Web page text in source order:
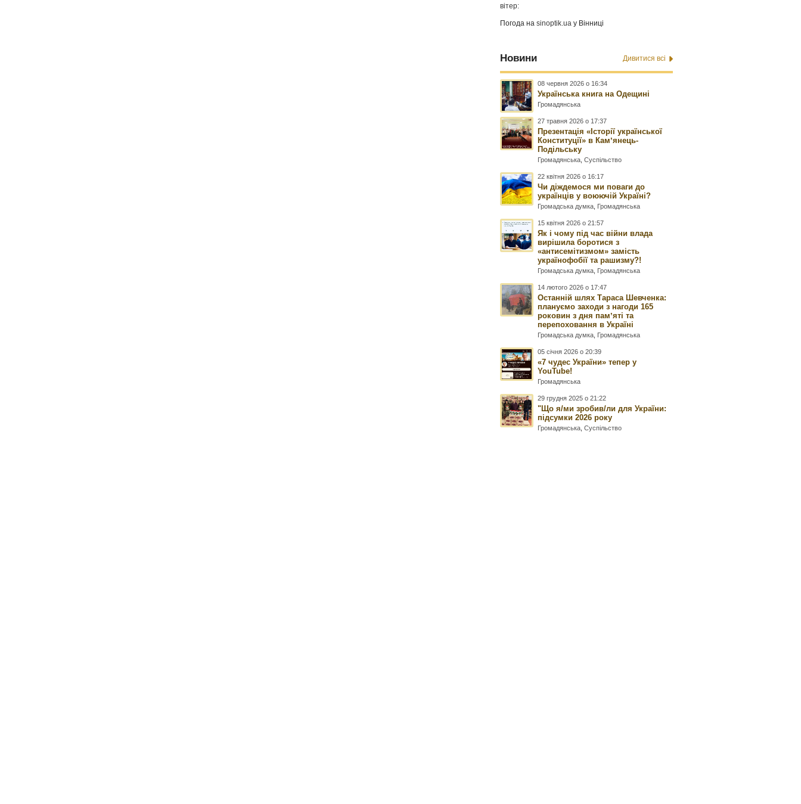
вітер:
Погода наsinoptik.ua у Вінниці
Новини Дивитися всі
08 червня 2026 о 16:34
Українська книга на Одещині
Громадянська
27 травня 2026 о 17:37
Презентація «Історії української
Конституції» в Камʼянець-
Подільську
Громадянська ,Суспільство
22 квітня 2026 о 16:17
Чи діждемося ми поваги до
українців у воюючій Україні?
Громадська думка Громадянська
15 квітня 2026 о 21:57
Як і чому під час війни влада
вирішила боротися з
«антисемітизмом» замість
українофобії та рашизму?!
Громадська думка Громадянська
14 лютого 2026 о 17:47
Останній шлях Тараса Шевченка:
плануємо заходи з нагоди 165
роковин з дня памʼяті та
перепоховання в Україні
Громадська думка Громадянська
05 січня 2026 о 20:39
«7 чудес України» тепер у
YouTube!
Громадянська
29 грудня 2025 о 21:22
"Що я/ми зробив/ли для України:
підсумки 2026 року
Громадянська ,Суспільство